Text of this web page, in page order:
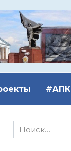
#АПК
Search
for: